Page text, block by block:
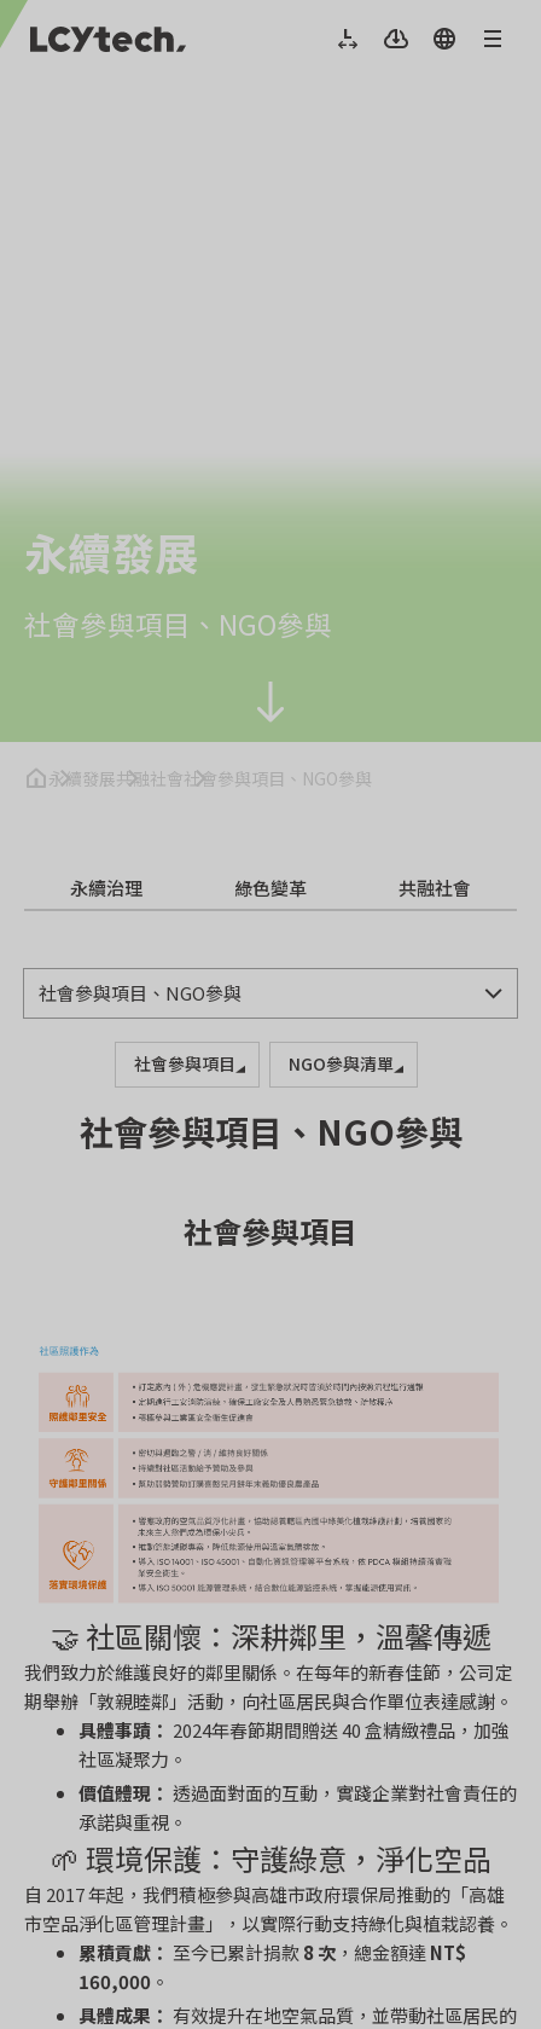
永續發展
社會參與項目、NGO參與
永續發展共融社會社會參與項目、NGO參與
永續治理 綠色變革 共融社會
社會參與項目 NGO參與清單
社會參與項目、NGO參與
社會參與項目
🤝 社區關懷：深耕鄰里，溫馨傳遞
我們致力於維護良好的鄰里關係。在每年的新春佳節，公司定
期舉辦「敦親睦鄰」活動，向社區居民與合作單位表達感謝。
具體事蹟： 2024年春節期間贈送 40 盒精緻禮品，加強
社區凝聚力。
價值體現： 透過面對面的互動，實踐企業對社會責任的
承諾與重視。
🌱 環境保護：守護綠意，淨化空品
自 2017 年起，我們積極參與高雄市政府環保局推動的「高雄
市空品淨化區管理計畫」，以實際行動支持綠化與植栽認養。
累積貢獻： 至今已累計捐款8 次 ，總金額達NT$
160,000 。
具體成果： 有效提升在地空氣品質，並帶動社區居民的